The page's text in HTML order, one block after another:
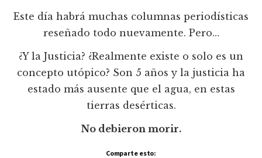
Este día habrá muchas columnas periodísticas
reseñado todo nuevamente. Pero…
¿Y la Justicia? ¿Realmente existe o solo es un
concepto utópico? Son 5 años y la justicia ha
estado más ausente que el agua, en estas
tierras desérticas.
No debieron morir.
Comparte esto: